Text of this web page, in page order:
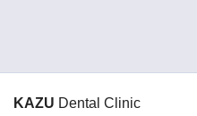
KAZU Dental Clinic